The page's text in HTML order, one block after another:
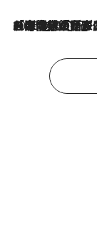
2026.8.3
「今後値上げがあるとすれば…」「リスクがあるのは今年の冬」エネルギー専門家が語る、ホルムズ海峡封鎖が家庭にもたらす“ある心配”